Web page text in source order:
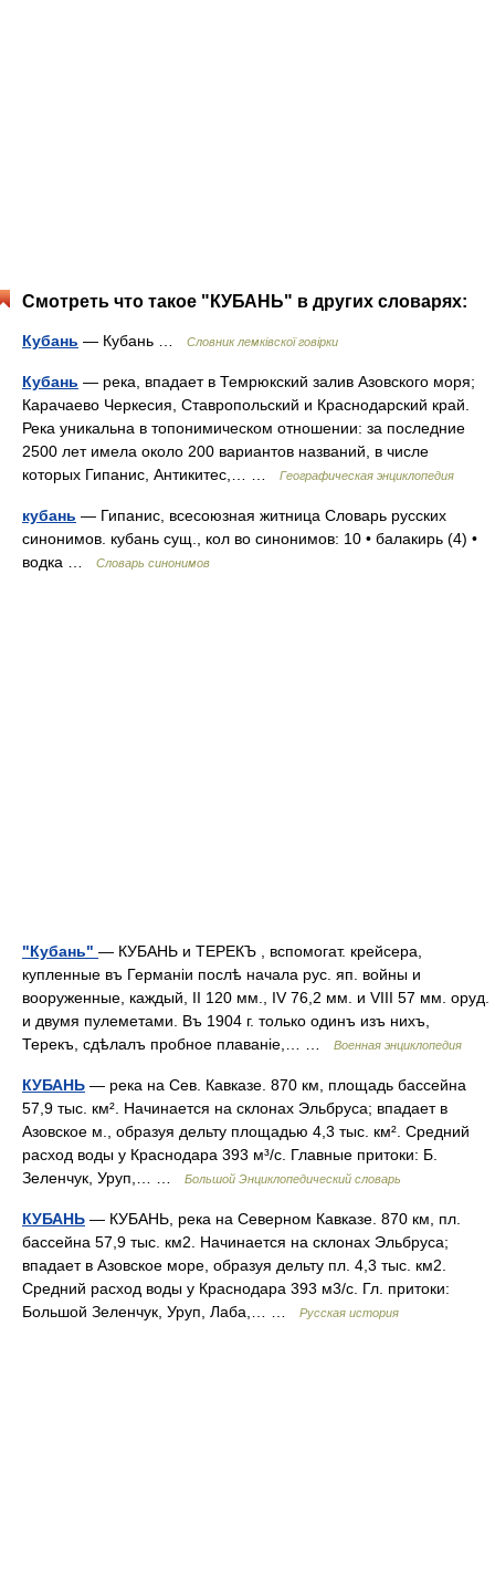
Смотреть что такое "КУБАНЬ" в других словарях:
Кубань — Кубань … Словник лемківскої говірки
Кубань — река, впадает в Темрюкский залив Азовского моря;
Карачаево Черкесия, Ставропольский и Краснодарский край.
Река уникальна в топонимическом отношении: за последние
2500 лет имела около 200 вариантов названий, в числе
которых Гипанис, Антикитес,… …
Географическая энциклопедия
кубань — Гипанис, всесоюзная житница Словарь русских
синонимов. кубань сущ., кол во синонимов: 10 • балакирь (4) •
водка …
Словарь синонимов
"Кубань" — КУБАНЬ и ТЕРЕКЪ , вспомогат. крейсера,
купленные въ Германіи послѣ начала рус. яп. войны и
вооруженные, каждый, II 120 мм., IV 76,2 мм. и VIII 57 мм. оруд.
и двумя пулеметами. Въ 1904 г. только одинъ изъ нихъ,
Терекъ, сдѣлалъ пробное плаваніе,… …
Военная энциклопедия
КУБАНЬ — река на Сев. Кавказе. 870 км, площадь бассейна
57,9 тыс. км². Начинается на склонах Эльбруса; впадает в
Азовское м., образуя дельту площадью 4,3 тыс. км². Средний
расход воды у Краснодара 393 м³/с. Главные притоки: Б.
Зеленчук, Уруп,… …
Большой Энциклопедический словарь
КУБАНЬ — КУБАНЬ, река на Северном Кавказе. 870 км, пл.
бассейна 57,9 тыс. км2. Начинается на склонах Эльбруса;
впадает в Азовское море, образуя дельту пл. 4,3 тыс. км2.
Средний расход воды у Краснодара 393 м3/с. Гл. притоки:
Большой Зеленчук, Уруп, Лаба,… …
Русская история